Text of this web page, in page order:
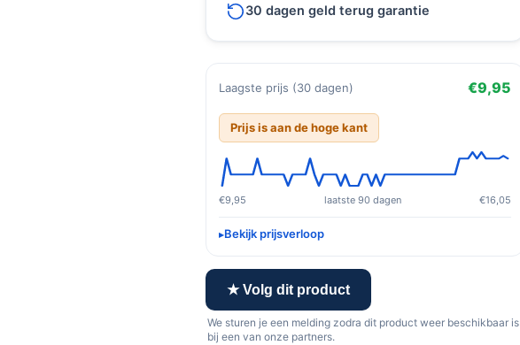
30 dagen geld terug garantie
Laagste prijs (30 dagen) €9,95
Prijs is aan de hoge kant
€9,95 laatste 90 dagen €16,05
Bekijk prijsverloop
★ Volg dit product
We sturen je een melding zodra dit product weer beschikbaar is
bij een van onze partners.